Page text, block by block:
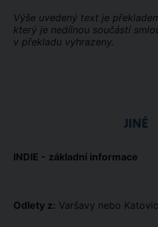
Výše uvedený text je
který je nedílnou součástí
v překladu vyhrazeny.
JINÉ
INDIE - základní informace
Odlety z: Varšavy nebo Katovic